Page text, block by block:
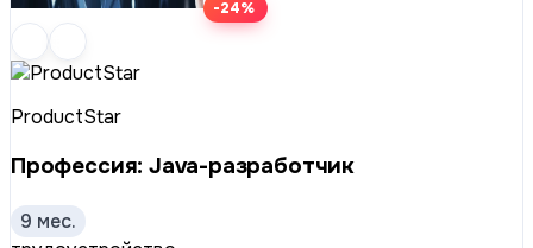
-24%
ProductStar
Профессия: Java-разработчик
9 мес.